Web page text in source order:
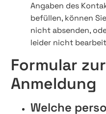
Angaben des
befüllen, können
nicht absenden,
leider nicht
Formular
Anmeldung
Welche